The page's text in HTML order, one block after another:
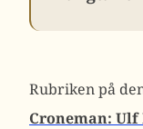
Rubriken på
Croneman: Ulf